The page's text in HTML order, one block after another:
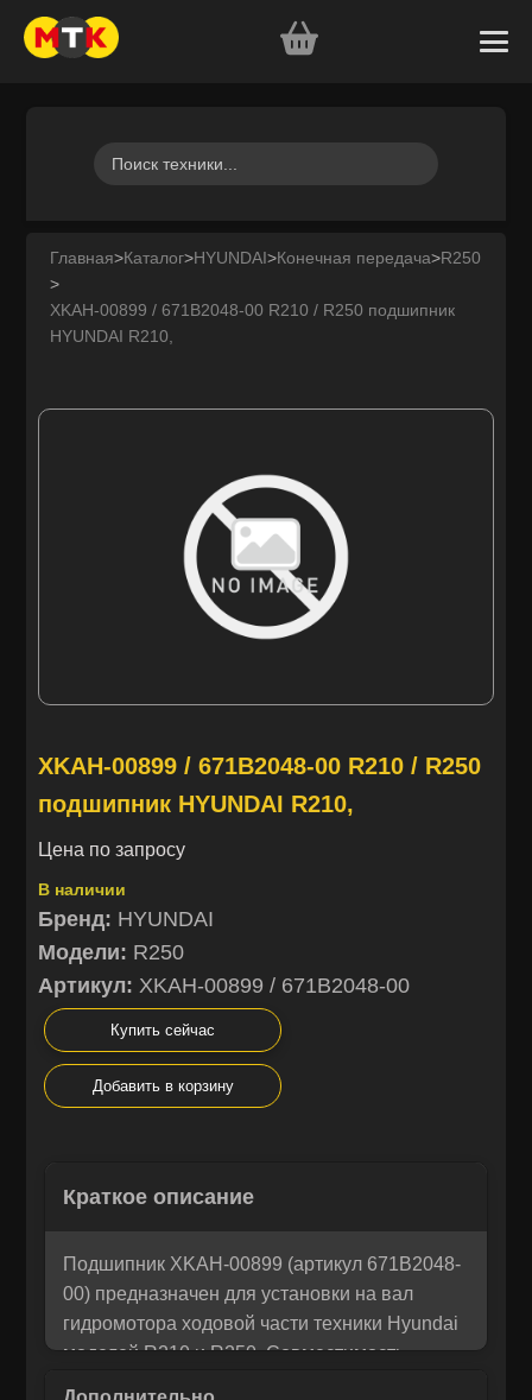
нам!
Мы понимаем, как важно принять правильное решение. Если
напишите нам, и мы с радостью поможем разобраться и
предложим лучшее решение для вас!
Корзина
Рассчитать лизинг:
Главная>Каталог>HYUNDAI>Конечная передача>R250
>
XKAH-00899 / 671B2048-00 R210 / R250 подшипник
HYUNDAI R210,
XKAH-00899 / 671B2048-00 R210 / R250
подшипник HYUNDAI R210,
Цена по запросу
В наличии
Бренд: HYUNDAI
Модели: R250
Артикул: XKAH-00899 / 671B2048-00
Купить сейчас
Добавить в корзину
Краткое описание
Подшипник XKAH-00899 (артикул 671B2048-
00) предназначен для установки на вал
гидромотора ходовой части техники Hyundai
моделей R210 и R250. Совместимость